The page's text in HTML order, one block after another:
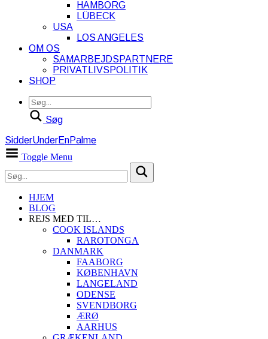
HAMBORG
LÜBECK
USA
LOS ANGELES
OM OS
SAMARBEJDSPARTNERE
PRIVATLIVSPOLITIK
SHOP
Søg
SidderUnderEnPalme
Toggle Menu
HJEM
BLOG
REJS MED TIL…
COOK ISLANDS
RAROTONGA
DANMARK
FAABORG
KØBENHAVN
LANGELAND
ODENSE
SVENDBORG
ÆRØ
AARHUS